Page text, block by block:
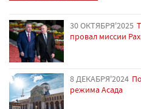
30 ОКТЯБРЯ'2025
провал миссии
8 ДЕКАБРЯ'2024
режима Асада